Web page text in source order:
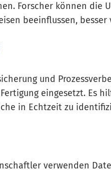
Forscher können die
beeinflussen, besser
und
eingesetzt. Es
in Echtzeit zu
verwenden